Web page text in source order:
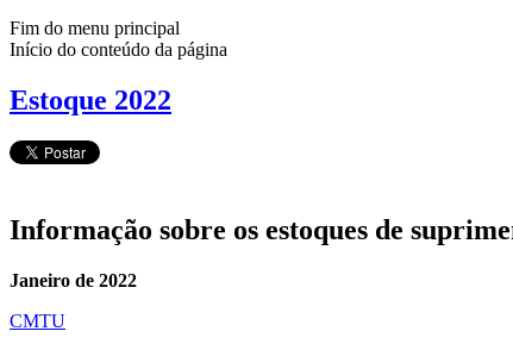
Fim do menu principal
Início do conteúdo da página
Estoque 2022
Informação sobre os estoques de
Janeiro de 2022
CMTU